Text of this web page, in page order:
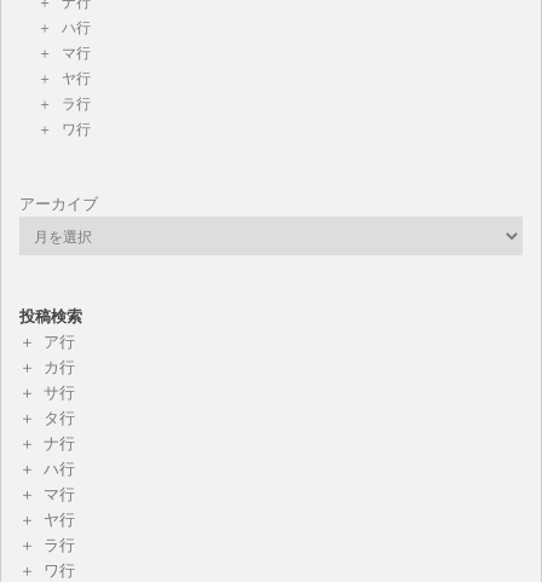
ハ行
マ行
ヤ行
ラ行
ワ行
アーカイブ
投稿検索
ア行
カ行
サ行
タ行
ナ行
ハ行
マ行
ヤ行
ラ行
ワ行